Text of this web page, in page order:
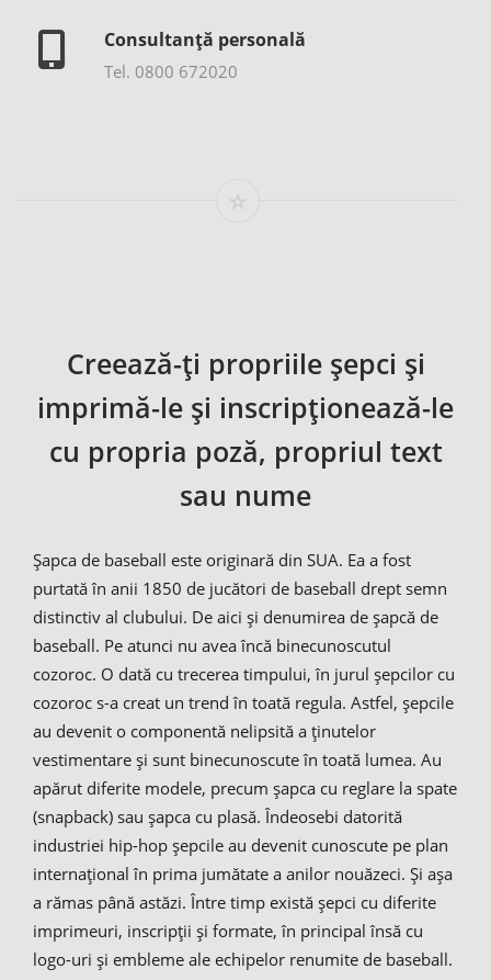
Consultanță personală
Tel. 0800 672020
Creează-ţi propriile şepci şi
imprimă-le şi inscripţionează-le
cu propria poză, propriul text
sau nume
Şapca de baseball este originară din SUA. Ea a fost
purtată în anii 1850 de jucători de baseball drept semn
distinctiv al clubului. De aici şi denumirea de şapcă de
baseball. Pe atunci nu avea încă binecunoscutul
cozoroc. O dată cu trecerea timpului, în jurul şepcilor cu
cozoroc s-a creat un trend în toată regula. Astfel, şepcile
au devenit o componentă nelipsită a ţinutelor
vestimentare şi sunt binecunoscute în toată lumea. Au
apărut diferite modele, precum şapca cu reglare la spate
(snapback) sau şapca cu plasă. Îndeosebi datorită
industriei hip-hop şepcile au devenit cunoscute pe plan
internaţional în prima jumătate a anilor nouăzeci. Şi aşa
a rămas până astăzi. Între timp există şepci cu diferite
imprimeuri, inscripţii şi formate, în principal însă cu
logo-uri şi embleme ale echipelor renumite de baseball.